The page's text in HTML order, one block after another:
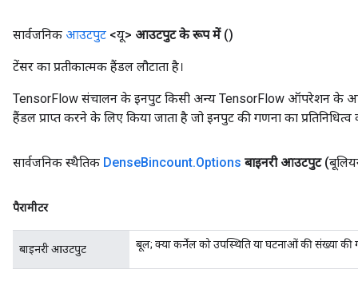
सार्वजनिक आउटपुट <यू> आउटपुट के रूप में ()
टेंसर का प्रतीकात्मक हैंडल लौटाता है।
TensorFlow संचालन के इनपुट किसी अन्य TensorFlow ऑपरेशन के
हैंडल प्राप्त करने के लिए किया जाता है जो इनपुट की गणना का प्रतिनिधित्व
सार्वजनिक स्थैतिक DenseBincount.Options बाइनरी आउटपुट
पैरामीटर
बाइनरी आउटपुट बूल; क्या कर्नेल को उपस्थिति या घटनाओं की संख्या की